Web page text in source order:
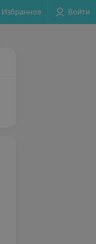
Избранное Войти